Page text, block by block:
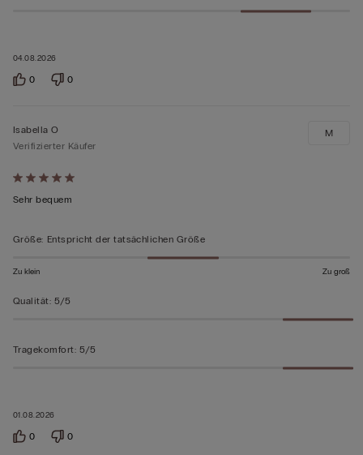
04.08.2026
0 0
Mit
5
5
01.08.2026
Isabella O
Verifizierter Käufer
Sehr bequem
M
Größe: Entspricht der tatsächlichen Größe
Zu klein Zu groß
Qualität: 5/5
Tragekomfort: 5/5
0 0